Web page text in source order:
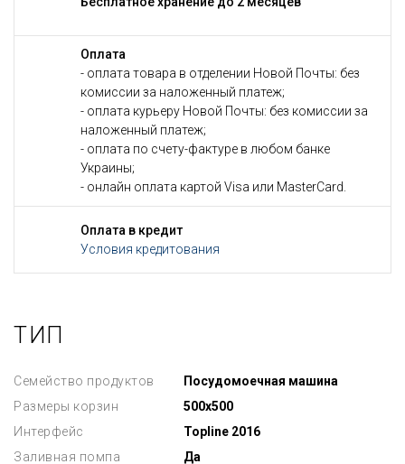
Оплата
- оплата товара в отделении Новой Почты: без
комиссии за наложенный платеж;
- оплата курьеру Новой Почты: без комиссии за
наложенный платеж;
- оплата по счету-фактуре в любом банке
Украины;
- онлайн оплата картой Visa или MasterCard.
Оплата в кредит
Условия кредитования
ТИП
Семейство продуктов
Посудомоечная машина
Размеры корзин
500x500
Интерфейс
Topline 2016
Заливная помпа
Да